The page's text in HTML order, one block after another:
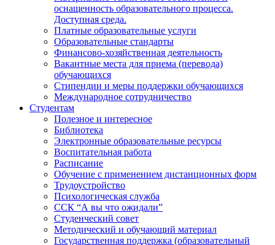
оснащенность образовательного процесса.
Доступная среда.
Платные образовательные услуги
Образовательные стандарты
Финансово-хозяйственная деятельность
Вакантные места для приема (перевода)
обучающихся
Стипендии и меры поддержки обучающихся
Международное сотрудничество
Студентам
Полезное и интересное
Библиотека
Электронные образовательные ресурсы
Воспитательная работа
Расписание
Обучение с применением дистанционных форм
Трудоустройство
Психологическая служба
ССК “А вы что ожидали”
Студенческий совет
Методический и обучающий материал
Государственная поддержка (образовательный